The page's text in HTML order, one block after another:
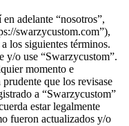
adelante “nosotros”,
swarzycustom.com”),
los siguientes términos.
y/o use “Swarzycustom”.
momento e
que los revisase
a “Swarzycustom”
estar legalmente
fueron actualizados y/o